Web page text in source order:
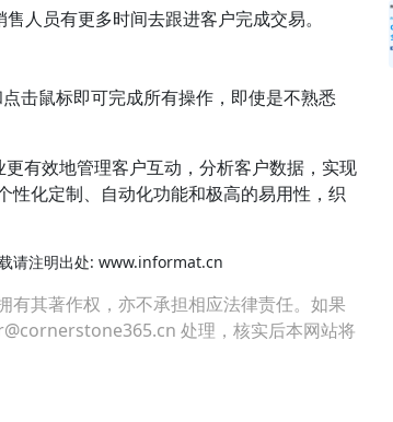
人员有更多时间去跟进客户完成交易。
击鼠标即可完成所有操作，即使是不熟悉
有效地管理客户互动，分析客户数据，实现
性化定制、自动化功能和极高的易用性，织
载请注明出处: www.informat.cn
有其著作权，亦不承担相应法律责任。如果
处理，核实后本网站将